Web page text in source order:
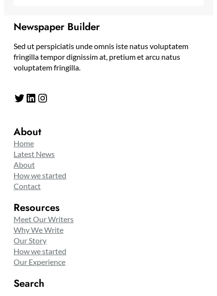
Newspaper Builder
Sed ut perspiciatis unde omnis iste natus voluptatem
fringilla tempor dignissim at, pretium et arcu natus
voluptatem fringilla.
Twitter LinkedIn Instagram
About
Home
Latest News
About
How we started
Contact
Resources
Meet Our Writers
Why We Write
Our Story
How we started
Our Experience
Search